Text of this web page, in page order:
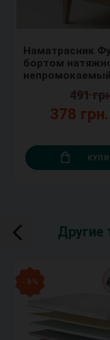
Наматрасник
бортом
непромокаемый
378 грн.
491
Другие
- 9 %